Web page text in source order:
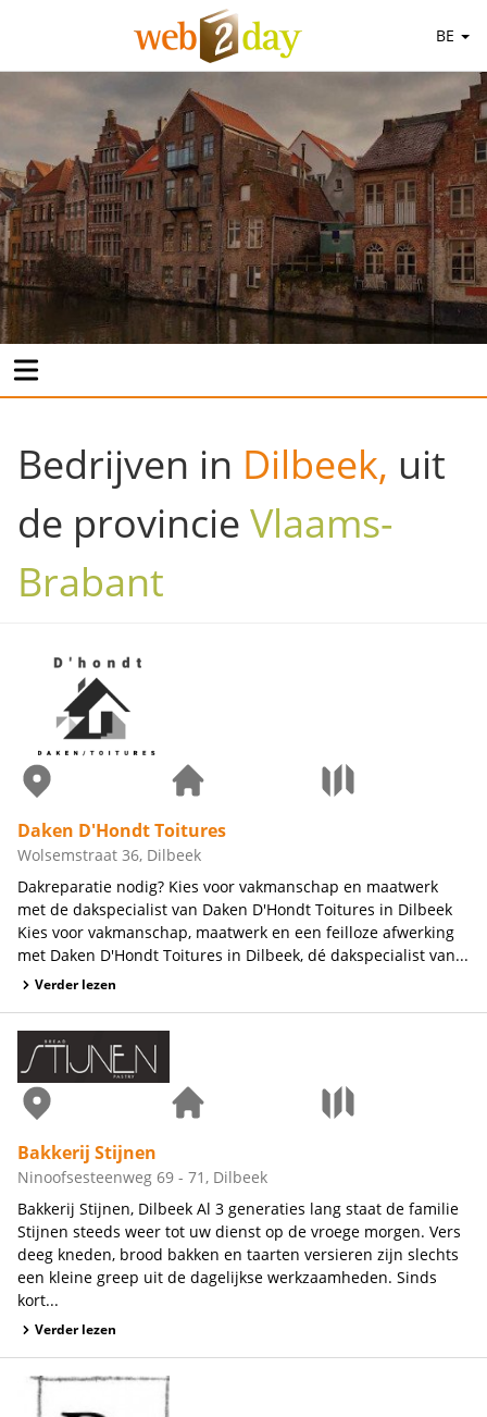
BE
Bedrijven in Dilbeek, uit
de provincie Vlaams-
Brabant
Daken D'Hondt Toitures
Wolsemstraat 36, Dilbeek
Dakreparatie nodig? Kies voor vakmanschap en maatwerk
met de dakspecialist van Daken D'Hondt Toitures in Dilbeek
Kies voor vakmanschap, maatwerk en een feilloze afwerking
met Daken D'Hondt Toitures in Dilbeek, dé dakspecialist van...
Verder lezen
Bakkerij Stijnen
Ninoofsesteenweg 69 - 71, Dilbeek
Bakkerij Stijnen, Dilbeek Al 3 generaties lang staat de familie
Stijnen steeds weer tot uw dienst op de vroege morgen. Vers
deeg kneden, brood bakken en taarten versieren zijn slechts
een kleine greep uit de dagelijkse werkzaamheden. Sinds
kort...
Verder lezen